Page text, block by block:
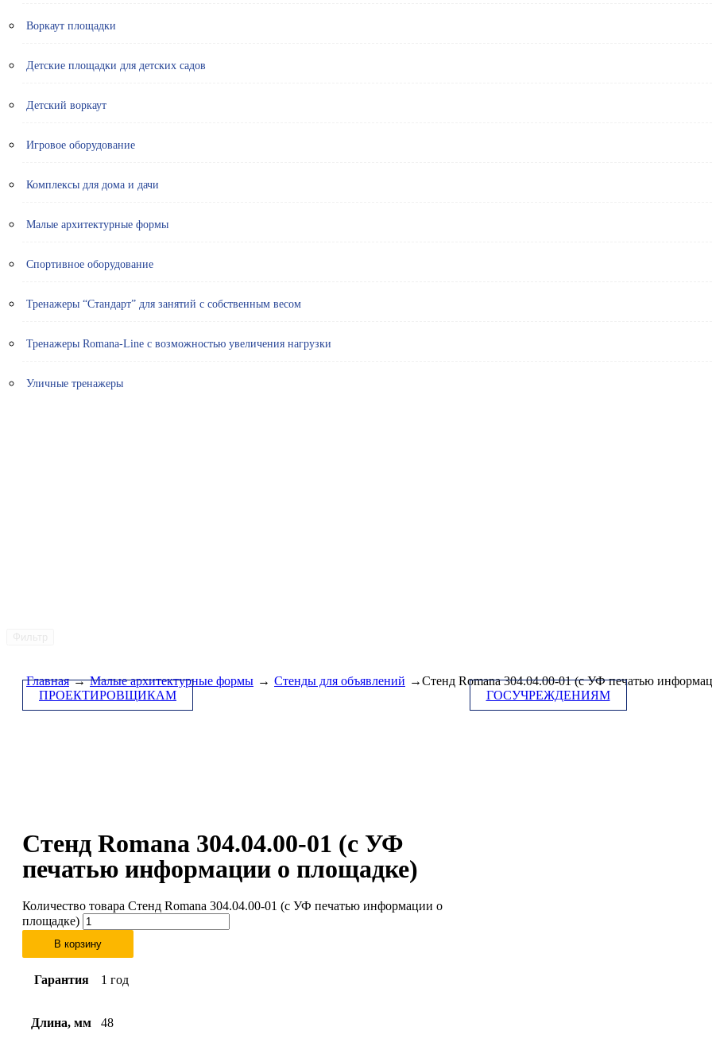
Воркаут площадки
Детские площадки для детских садов
Детский воркаут
Игровое оборудование
Комплексы для дома и дачи
Малые архитектурные формы
Спортивное оборудование
Тренажеры “Стандарт” для занятий с собственным весом
Тренажеры Romana-Line с возможностью увеличения нагрузки
Уличные тренажеры
Главная → Малые архитектурные формы → Стенды для объявлений →Стенд Romana 304.04.00-01 (с УФ печатью
ПРОЕКТИРОВЩИКАМ
ГОСУЧРЕЖДЕНИЯМ
Стенд Romana 304.04.00-01 (с УФ
печатью информации о площадке)
Количество товара Стенд Romana 304.04.00-01 (с УФ печатью информации о
площадке)
В корзину
Гарантия 1 год
Длина, мм 48